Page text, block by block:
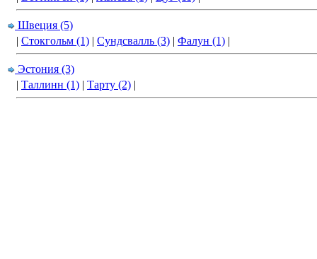
Швеция (5)
| Стокгольм (1) | Сундсвалль (3) | Фалун (1) |
Эстония (3)
| Таллинн (1) | Тарту (2) |